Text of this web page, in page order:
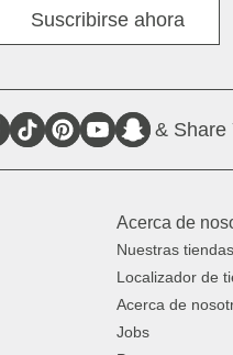
Suscribirse ahora
& Share
Acerca de
Nuestras tiendas
Localizador de
Acerca de
Jobs